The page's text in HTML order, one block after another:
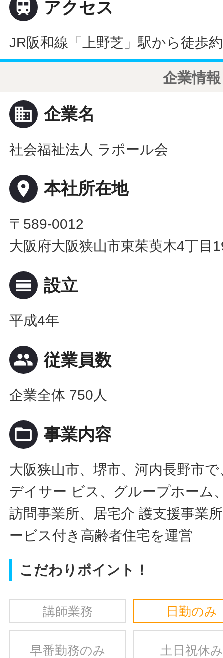
 アクセス
JR阪和線「上野芝」駅から徒歩
企業情報
business 企業名
社会福祉法人 ラポール会
place 本社所在地
〒589-0012
大阪府大阪狭山市東茱萸木4丁目
calendar_view_day 設立
平成4年
people 従業員数
企業全体 750人
folder_open 事業内容
大阪狭山市、堺市、河内長野市
デイサー ビス、グループホーム
訪問事業所、居宅介 護支援事業
ービス付き高齢者住宅を運営
こだわりポイント！
講師業務 日勤のみ
早番勤務のみ 土日祝休み